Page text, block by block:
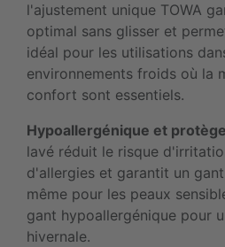
l'ajustement unique TOWA
optimal sans glisser et
idéal pour les utilisations
environnements froids où la
confort sont essentiels.
Hypoallergénique et
lavé réduit le risque
d'allergies et garantit un
même pour les peaux
gant hypoallergénique pour
hivernale.